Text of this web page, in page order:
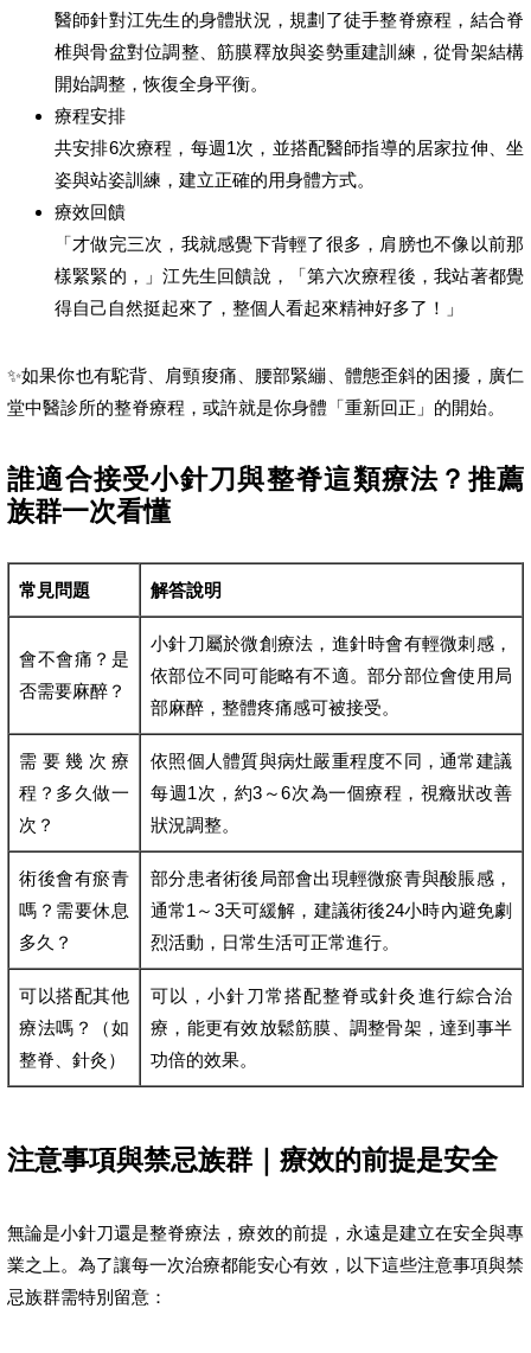
醫師針對江先生的身體狀況，規劃了徒手整脊療程，結合脊
椎與骨盆對位調整、筋膜釋放與姿勢重建訓練，從骨架結構
開始調整，恢復全身平衡。
療程安排
共安排6次療程，每週1次，並搭配醫師指導的居家拉伸、坐
姿與站姿訓練，建立正確的用身體方式。
療效回饋
「才做完三次，我就感覺下背輕了很多，肩膀也不像以前那
樣緊緊的，」江先生回饋說，「第六次療程後，我站著都覺
得自己自然挺起來了，整個人看起來精神好多了！」
✨如果你也有駝背、肩頸痠痛、腰部緊繃、體態歪斜的困擾，廣仁
堂中醫診所的整脊療程，或許就是你身體「重新回正」的開始。
誰適合接受小針刀與整脊這類療法？推薦
族群一次看懂
常見問題 解答說明
會不會痛？是
否需要麻醉？
小針刀屬於微創療法，進針時會有輕微刺感，
依部位不同可能略有不適。部分部位會使用局
部麻醉，整體疼痛感可被接受。
需要幾次療
程？多久做一
次？
依照個人體質與病灶嚴重程度不同，通常建議
每週1次，約3～6次為一個療程，視癥狀改善
狀況調整。
術後會有瘀青
嗎？需要休息
多久？
部分患者術後局部會出現輕微瘀青與酸脹感，
通常1～3天可緩解，建議術後24小時內避免劇
烈活動，日常生活可正常進行。
可以搭配其他
療法嗎？（如
整脊、針灸）
可以，小針刀常搭配整脊或針灸進行綜合治
療，能更有效放鬆筋膜、調整骨架，達到事半
功倍的效果。
注意事項與禁忌族群｜療效的前提是安全
無論是小針刀還是整脊療法，療效的前提，永遠是建立在安全與專
業之上。為了讓每一次治療都能安心有效，以下這些注意事項與禁
忌族群需特別留意：